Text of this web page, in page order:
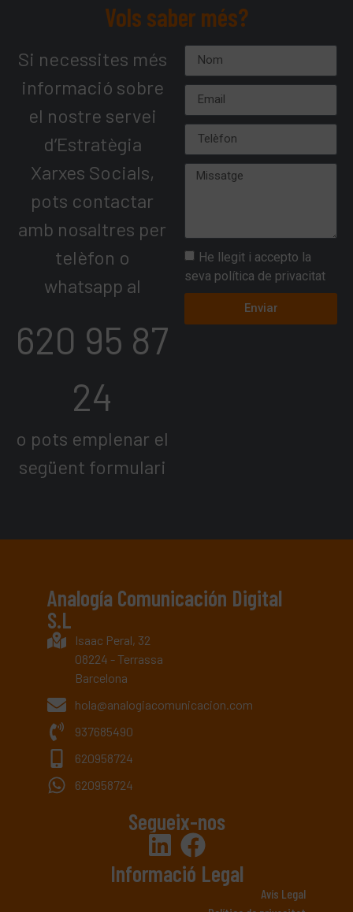
Vols saber més?
Si necessites més
informació sobre
el nostre servei
d’Estratègia
Xarxes Socials,
pots contactar
amb nosaltres per
telèfon o
whatsapp al
620 95 87
24
o pots emplenar el
següent formulari
He llegit i accepto la
seva política de privacitat
Enviar
Analogía Comunicación Digital
S.L
Isaac Peral, 32
08224 - Terrassa
Barcelona
hola@analogiacomunicacion.com
937685490
620958724
620958724
Segueix-nos
Informació Legal
Avís Legal